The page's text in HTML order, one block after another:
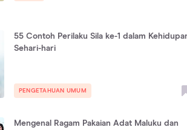
55 Contoh Perilaku Sila ke-1 dalam
Sehari-hari
PENGETAHUAN UMUM
Mengenal Ragam Pakaian Adat Maluku dan